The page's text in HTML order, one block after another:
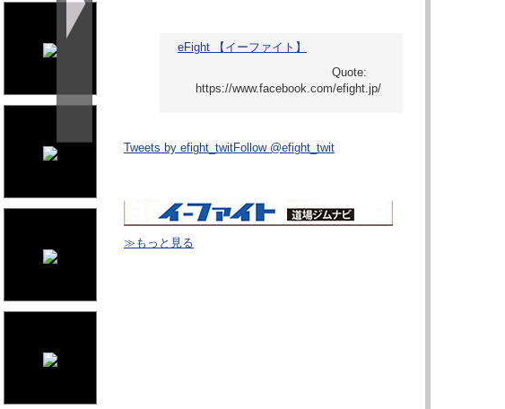
eFight 【イーファイト】
Tweets by efight_twitFollow @efight_twit
≫もっと見る